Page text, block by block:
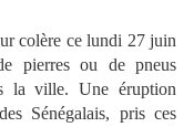
colère ce lundi 27 juin
pierres ou de pneus
la ville. Une éruption
Sénégalais, pris ces